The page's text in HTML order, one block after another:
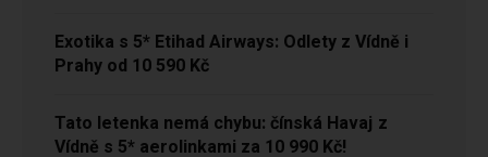
Exotika s 5* Etihad Airways: Odlety z Vídně i
Prahy od 10 590 Kč
Tato letenka nemá chybu: čínská Havaj z
Vídně s 5* aerolinkami za 10 990 Kč!